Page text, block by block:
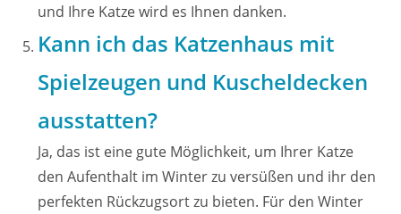
und Ihre Katze wird es Ihnen danken.
Kann ich das Katzenhaus mit
Spielzeugen und Kuscheldecken
ausstatten?
Ja, das ist eine gute Möglichkeit, um Ihrer Katze
den Aufenthalt im Winter zu versüßen und ihr den
perfekten Rückzugsort zu bieten. Für den Winter